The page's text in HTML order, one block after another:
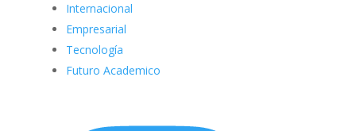
Internacional
Empresarial
Tecnología
Futuro Academico